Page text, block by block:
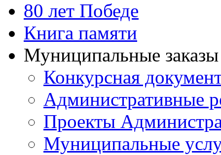
80 лет Победе
Книга памяти
Муниципальные
Конкурсная
Административные
Проекты
Муниципальные